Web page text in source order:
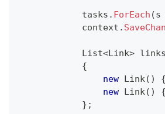
            tasks
. ForEach (s
            context
.
List<Link>
{
new Link( ) {
new Link( ) {
} ;